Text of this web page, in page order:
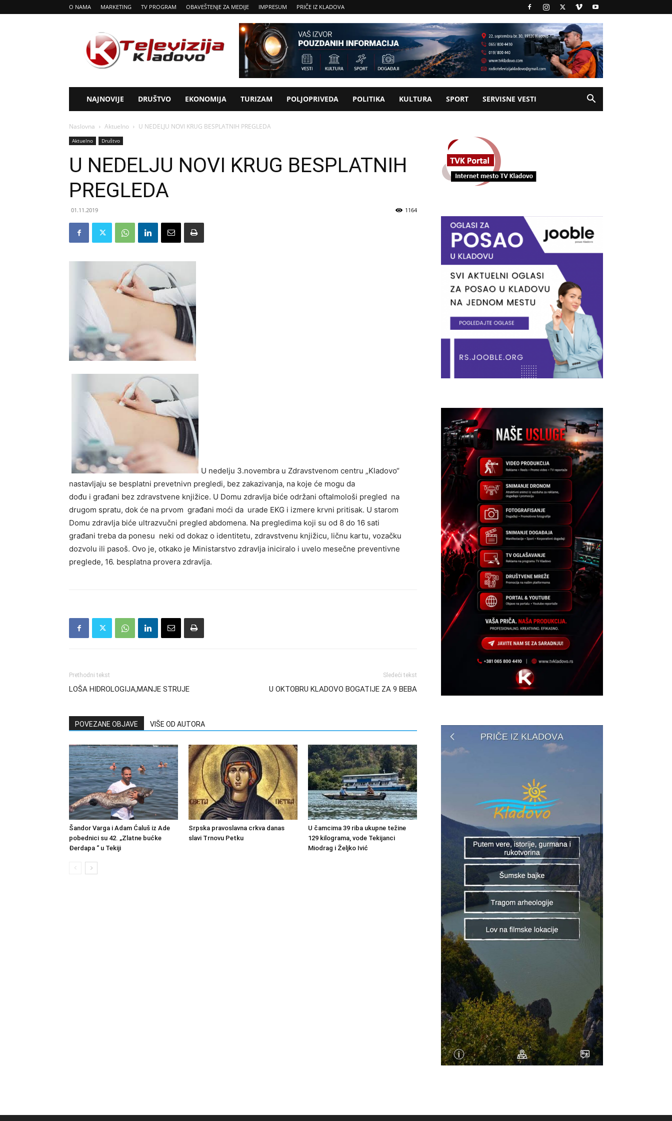
O NAMA MARKETING TV PROGRAM OBAVEŠTENJE ZA MEDIJE IMPRESUM PRIČE IZ KLADOVA
Tv
Kladovo
NAJNOVIJE DRUŠTVO EKONOMIJA TURIZAM POLJOPRIVEDA POLITIKA KULTURA SPORT SERVISNE VESTI
Naslovna Aktuelno U NEDELJU NOVI KRUG BESPLATNIH PREGLEDA
Aktuelno Društvo
U NEDELJU NOVI KRUG BESPLATNIH
PREGLEDA
01.11.2019 1164
U nedelju 3.novembra u Zdravstvenom centru „Kladovo“
nastavljaju se besplatni prevetnivn pregledi, bez zakazivanja, na koje će mogu da
dođu i građani bez zdravstvene knjižice. U Domu zdravlja biće održani oftalmološi pregled na
drugom spratu, dok će na prvom građani moći da urade EKG i izmere krvni pritisak. U starom
Domu zdravlja biće ultrazvučni pregled abdomena. Na pregledima koji su od 8 do 16 sati
građani treba da ponesu neki od dokaz o identitetu, zdravstvenu knjižicu, ličnu kartu, vozačku
dozvolu ili pasoš. Ovo je, otkako je Ministarstvo zdravlja iniciralo i uvelo mesečne preventivne
preglede, 16. besplatna provera zdravlja.
Prethodni tekst
LOŠA HIDROLOGIJA,MANJE STRUJE
Sledeći tekst
U OKTOBRU KLADOVO BOGATIJE ZA 9 BEBA
POVEZANE OBJAVE VIŠE OD AUTORA
Šandor Varga i Adam Ćaluš iz Ade
pobednici su 42. „Zlatne bućke
Đerdapa “ u Tekiji
Srpska pravoslavna crkva danas
slavi Trnovu Petku
U čamcima 39 riba ukupne težine
129 kilograma, vode Tekijanci
Miodrag i Željko Ivić